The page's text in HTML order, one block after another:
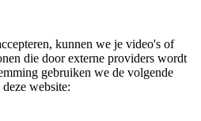
kunnen we je video's of
die door externe providers wordt
gebruiken we de volgende
website: